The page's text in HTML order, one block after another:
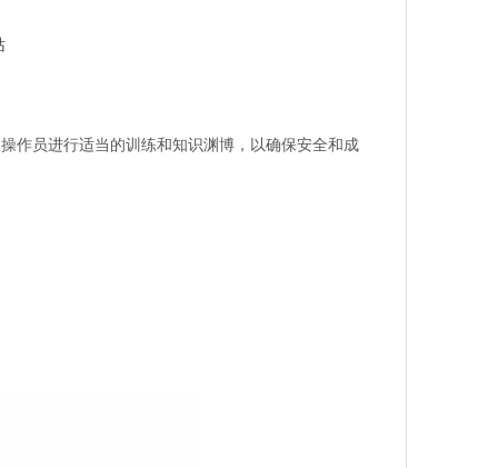
作员进行适当的训练和知识渊博，以确保安全和成